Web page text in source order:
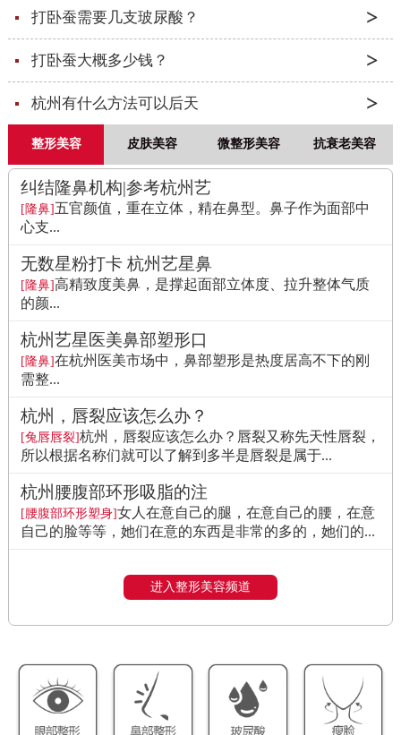
打卧蚕需要几支玻尿酸？
打卧蚕大概多少钱？
杭州有什么方法可以后天
整形美容 皮肤美容 微整形美容 抗衰老美容
纠结隆鼻机构|参考杭州艺
[隆鼻]五官颜值，重在立体，精在鼻型。鼻子作为面部中
心支...
无数星粉打卡 杭州艺星鼻
[隆鼻]高精致度美鼻，是撑起面部立体度、拉升整体气质
的颜...
杭州艺星医美鼻部塑形口
[隆鼻]在杭州医美市场中，鼻部塑形是热度居高不下的刚
需整...
杭州，唇裂应该怎么办？
[兔唇唇裂]杭州，唇裂应该怎么办？唇裂又称先天性唇裂，
所以根据名称们就可以了解到多半是唇裂是属于...
杭州腰腹部环形吸脂的注
[腰腹部环形塑身]女人在意自己的腿，在意自己的腰，在意
自己的脸等等，她们在意的东西是非常的多的，她们的...
进入整形美容频道